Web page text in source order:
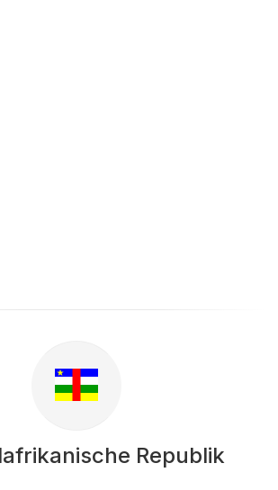
Republik